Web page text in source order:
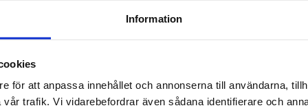
Information
för att anpassa innehållet och annonserna till användarna,
trafik. Vi vidarebefordrar även sådana identifierare och
som den ersätter din vardagsplånbok. Utsidan i polyuretan med Crazy Horse-
för att skydda mot fall och repor, medan smarta fickor håller ordning på kort och kontanter.
extra plånbok behövs